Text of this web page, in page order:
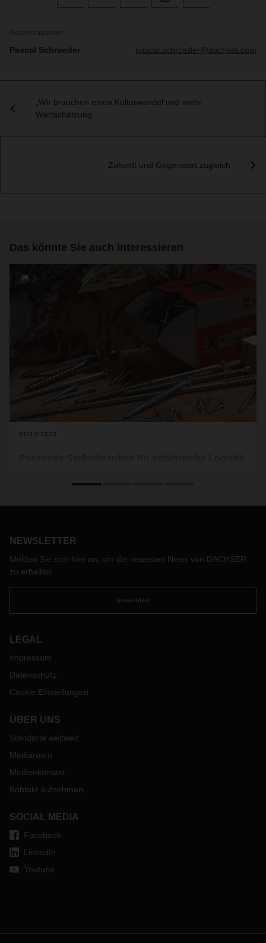
Ansprechpartner
Pascal Schroeder pascal.schroeder@dachser.com
„Wir brauchen einen Kulturwandel und mehr
Wertschätzung“
Zukunft und Gegenwart zugleich
Das könnte Sie auch interessieren
2
02/10/2020
entwickelt. Unterm Strich spart das Lagerkapazitäten und
NEWSLETTER
Melden Sie sich hier an, um die neuesten News von DACHSER
zu erhalten.
Anmelden
LEGAL
Impressum
Datenschutz
Cookie Einstellungen
ÜBER UNS
Standorte weltweit
Mediaroom
Medienkontakt
Kontakt aufnehmen
SOCIAL MEDIA
Facebook
LinkedIn
Youtube